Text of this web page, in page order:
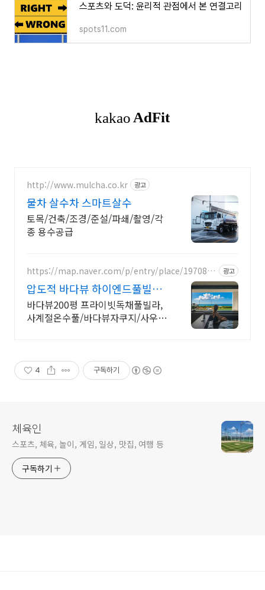
스포츠와 도덕: 윤리적 관점에서 본 연결고리
spots11.com
http://www.mulcha.co.kr 광고
물차 살수차 스마트살수
토목/건축/조경/준설/파쇄/촬영/각
종 용수공급
https://map.naver.com/p/entry/place/1970846
광고
압도적 바다뷰 하이엔드풀빌라
바다뷰 자쿠지 상시 무료
바다뷰200평 프라이빗독채풀빌라,
사계절온수풀/바다뷰자쿠지/사우
4 구독하기
체육인
스포츠, 체육, 놀이, 게임, 일상, 맛집, 여행 등
구독하기